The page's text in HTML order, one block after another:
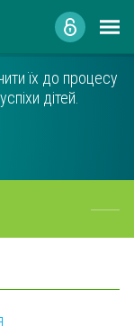
їх до процесу
дітей.